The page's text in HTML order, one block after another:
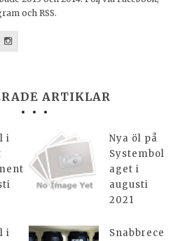
och RSS.
ARTIKLAR
i
Nya öl på
Systembol
aget i
augusti
2021
i
Snabbrece